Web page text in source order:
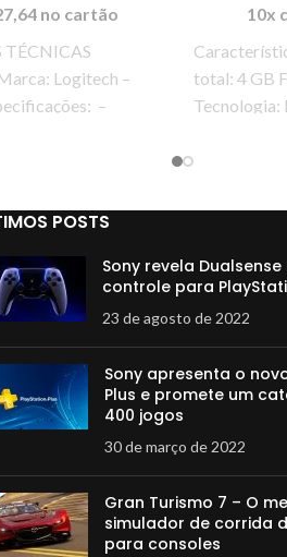
no cartão
TÉCNICAS
Logitech –
–
10x
total: 4 GB
Tecnologia:
POSTS
Sony revela Dualsense
controle para
23 de agosto de 2022
Sony apresenta o
Plus e promete um
400 jogos
30 de março de 2022
Gran Turismo 7 – O
simulador de corrida
para consoles